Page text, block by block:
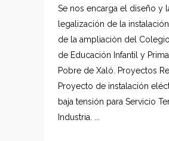
Se nos encarga el diseño y
legalización de la
de la ampliación del
de Educación Infantil y
Pobre de Xaló. Proyectos
Proyecto de instalación
baja tensión para Servicio
Industria. ...